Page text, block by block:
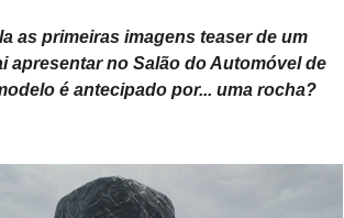
as primeiras imagens teaser de um
apresentar no Salão do Automóvel de
é antecipado por... uma rocha?